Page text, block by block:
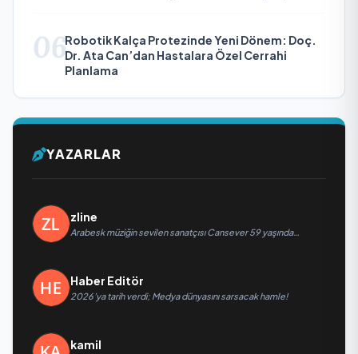
06Robotik Kalça Protezinde Yeni Dönem: Doç.
Dr. Ata Can’dan Hastalara Özel Cerrahi
Planlama
YAZARLAR
zline
Arabesk müziğin sevilen sanatçısı Cansever 59 yaşında
Haber Editör
2026’ya tarih verdi; Medya dünyasını sarsacak hamle!
kamil